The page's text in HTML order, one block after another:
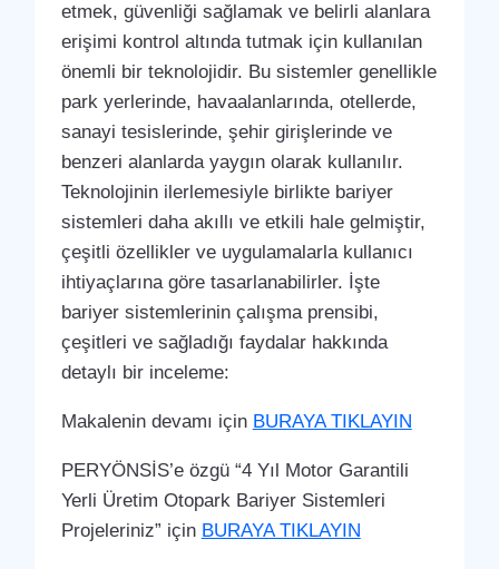
etmek, güvenliği sağlamak ve belirli alanlara
erişimi kontrol altında tutmak için kullanılan
önemli bir teknolojidir. Bu sistemler genellikle
park yerlerinde, havaalanlarında, otellerde,
sanayi tesislerinde, şehir girişlerinde ve
benzeri alanlarda yaygın olarak kullanılır.
Teknolojinin ilerlemesiyle birlikte bariyer
sistemleri daha akıllı ve etkili hale gelmiştir,
çeşitli özellikler ve uygulamalarla kullanıcı
ihtiyaçlarına göre tasarlanabilirler. İşte
bariyer sistemlerinin çalışma prensibi,
çeşitleri ve sağladığı faydalar hakkında
detaylı bir inceleme:
Makalenin devamı için BURAYA TIKLAYIN
PERYÖNSİS’e özgü “4 Yıl Motor Garantili
Yerli Üretim Otopark Bariyer Sistemleri
Projeleriniz” için BURAYA TIKLAYIN